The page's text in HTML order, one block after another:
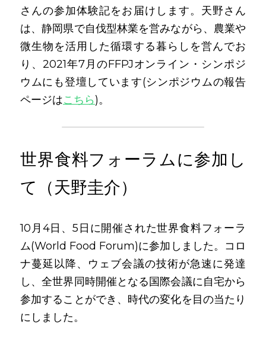
さんの参加体験記をお届けします。天野さん
は、静岡県で自伐型林業を営みながら、農業や
微生物を活用した循環する暮らしを営んでお
り、2021年7月のFFPJオンライン・シンポジ
ウムにも登壇しています(シンポジウムの報告
ページはこちら)。
世界食料フォーラムに参加し
て（天野圭介）
10月4日、5日に開催された世界食料フォーラ
ム(World Food Forum)に参加しました。コロ
ナ蔓延以降、ウェブ会議の技術が急速に発達
し、全世界同時開催となる国際会議に自宅から
参加することができ、時代の変化を目の当たり
にしました。